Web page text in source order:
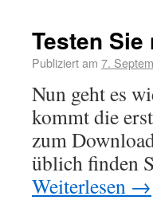
Testen
Publiziert am 7.
Nun geht es
kommt die
zum
üblich finden
Weiterlesen →